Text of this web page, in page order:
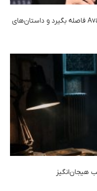
جیمز کامرون می‌گوید آماده است تا از Avatar فاصله بگیرد و داستان‌های
هیجان‌انگیز